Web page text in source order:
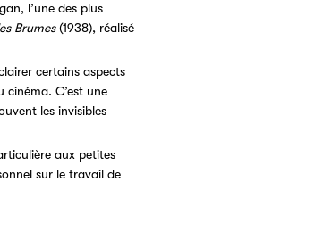
l’une des plus
Brumes(1938), réalisé
certains aspects
C’est une
les invisibles
aux petites
sur le travail de